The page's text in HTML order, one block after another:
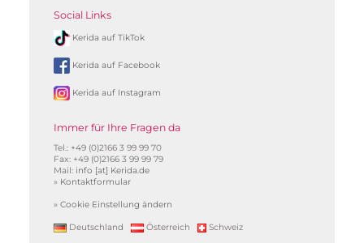
Social Links
Kerida auf TikTok
Kerida auf Facebook
Kerida auf Instagram
Immer für Ihre Fragen da
Tel.: +49 (0)2166 3 99 99 70
Fax: +49 (0)2166 3 99 99 79
Mail: info [at] Kerida.de
» Kontaktformular
» Cookie Einstellung ändern
Deutschland Österreich Schweiz